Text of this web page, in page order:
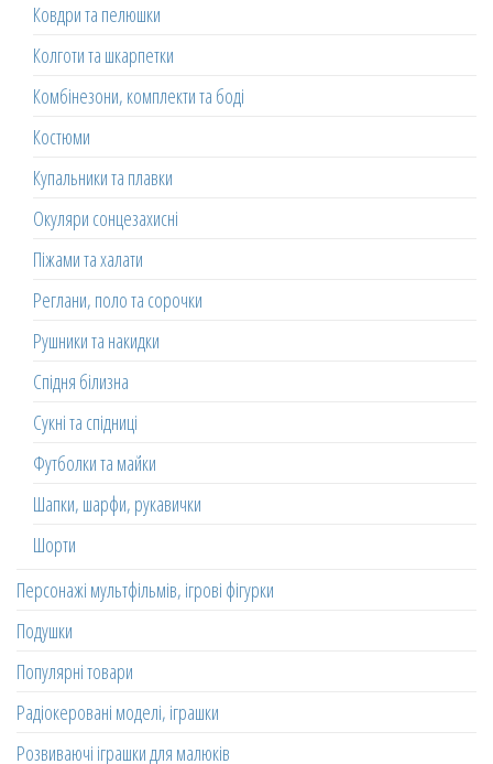
Ковдри та пелюшки
Колготи та шкарпетки
Комбінезони, комплекти та боді
Костюми
Купальники та плавки
Окуляри сонцезахисні
Піжами та халати
Реглани, поло та сорочки
Рушники та накидки
Спідня білизна
Сукні та спідниці
Футболки та майки
Шапки, шарфи, рукавички
Шорти
Персонажі мультфільмів, ігрові фігурки
Подушки
Популярні товари
Радіокеровані моделі, іграшки
Розвиваючі іграшки для малюків